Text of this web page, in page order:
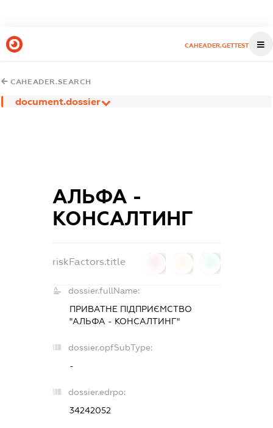
CAHEADER.GETTEST
CAHEADER.SEARCH
document.dossier
АЛЬФА -
КОНСАЛТИНГ
riskFactors.title
dossier.fullName:
ПРИВАТНЕ ПІДПРИЄМСТВО
"АЛЬФА - КОНСАЛТИНГ"
dossier.opfSubType:
-
dossier.edrpo:
34242052